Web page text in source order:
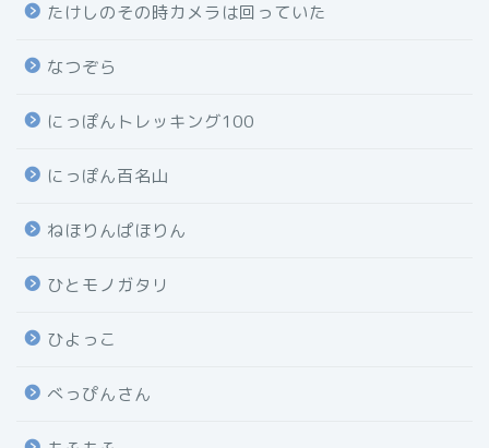
たけしのその時カメラは回っていた
なつぞら
にっぽんトレッキング100
にっぽん百名山
ねほりんぱほりん
ひとモノガタリ
ひよっこ
べっぴんさん